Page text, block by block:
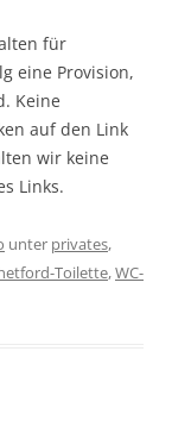
für
eine Provision,
Keine
auf den Link
wir keine
Links.
unter privates,
Toilette,WC-